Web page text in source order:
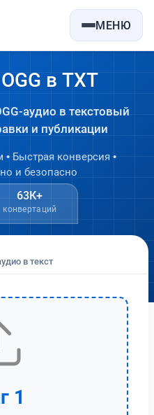
МЕНЮ
в TXT
аудио в текстовый
и публикации
Быстрая конверсия •
и безопасно
63К+
конвертаций
в текст
1